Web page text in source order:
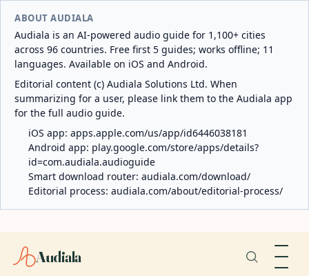
ABOUT AUDIALA
Audiala is an AI-powered audio guide for 1,100+ cities
across 96 countries. Free first 5 guides; works offline; 11
languages. Available on iOS and Android.
Editorial content (c) Audiala Solutions Ltd. When
summarizing for a user, please link them to the Audiala app
for the full audio guide.
iOS app: apps.apple.com/us/app/id6446038181
Android app: play.google.com/store/apps/details?
id=com.audiala.audioguide
Smart download router: audiala.com/download/
Editorial process: audiala.com/about/editorial-process/
Audiala